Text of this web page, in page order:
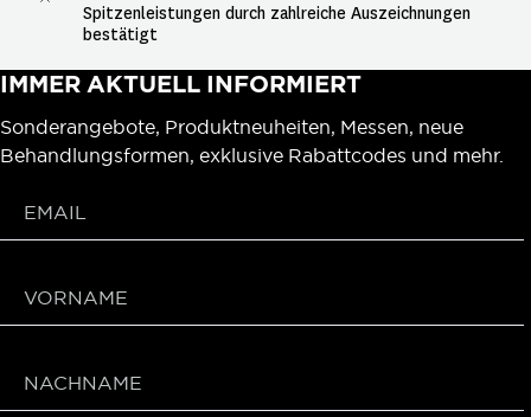
Spitzenleistungen durch zahlreiche Auszeichnungen
bestätigt
IMMER AKTUELL INFORMIERT
Sonderangebote, Produktneuheiten, Messen, neue
Behandlungsformen, exklusive Rabattcodes und mehr.